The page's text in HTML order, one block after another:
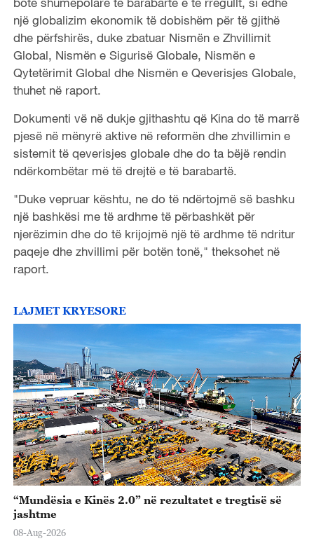
një globalizim ekonomik të dobishëm për të gjithë
dhe përfshirës, ​​duke zbatuar Nismën e Zhvillimit
Global, Nismën e Sigurisë Globale, Nismën e
Qytetërimit Global dhe Nismën e Qeverisjes Globale,
thuhet në raport.
Dokumenti vë në dukje gjithashtu që Kina do të marrë
pjesë në mënyrë aktive në reformën dhe zhvillimin e
sistemit të qeverisjes globale dhe do ta bëjë rendin
ndërkombëtar më të drejtë e të barabartë.
"Duke vepruar kështu, ne do të ndërtojmë së bashku
një bashkësi me të ardhme të përbashkët për
njerëzimin dhe do të krijojmë një të ardhme të ndritur
paqeje dhe zhvillimi për botën tonë," theksohet në
raport.
LAJMET KRYESORE
“Mundësia e Kinës 2.0” në rezultatet e tregtisë së
jashtme
08-Aug-2026